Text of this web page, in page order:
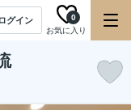
ログイン
お気に入り
0